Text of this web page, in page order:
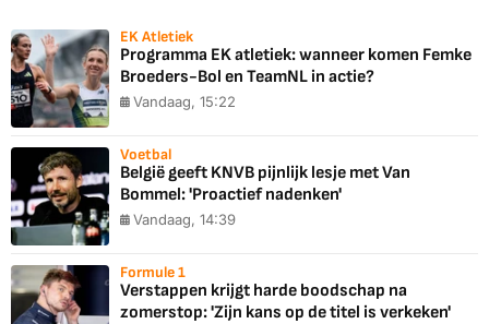
EK Atletiek
Programma EK atletiek: wanneer komen Femke
Broeders-Bol en TeamNL in actie?
Vandaag, 15:22
Voetbal
België geeft KNVB pijnlijk lesje met Van
Bommel: 'Proactief nadenken'
Vandaag, 14:39
Formule 1
Verstappen krijgt harde boodschap na
zomerstop: 'Zijn kans op de titel is verkeken'